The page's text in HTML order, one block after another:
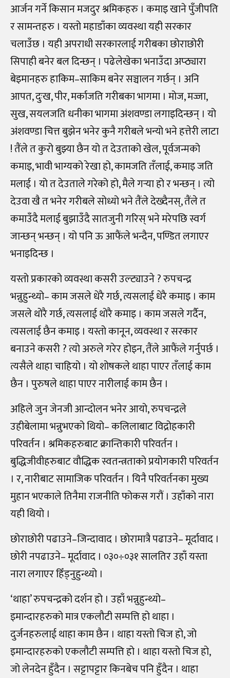
आर्जन गर्ने किसान मजदुर श्रमिकहरु । कमाइ खाने पुँजीपति
र सामन्तहरु । यस्तो महाडाँका व्यवस्था यही सरकार
चलाउँछ । यही अपराधी सरकारलाई गरीबका छोराछोरी
सिपाही बनेर बल दिन्छन् । पढेलेखेका भनाउँदा अप्ठ्यारा
बेइमानहरु हाकिम–साकिम बनेर सञ्चालन गर्छन् । अनि
आपत, दुःख, पीर, मर्काजति गरीबका भागमा । मोज, मज्जा,
सुख, सयलजति धनीका भागमा अंशवण्डा लगाइदिन्छन् । यो
अंशवण्डा चित्त बुझेन भनेर कुनै गरीबले भन्यो भने हत्तेरी लाटा
! तैंले त कुरो बुझ्या छैन यो त देउताको खेल, पूर्वजन्मको
कमाइ, भावी भाग्यको रेखा हो, कामजति तँलाई, कमाइ जति
मलाई । यो त देउताले गरेको हो, मैले गर्‍या हो र भन्छन् । त्यो
देउवा खै त भनेर गरीबले सोध्यो भने तैंले देख्दैनस्, तैंले त
कमाउँदै मलाई बुझाउँदै सातजुनी गरिस् भने मरेपछि स्वर्ग
जान्छन् भन्छन् । यो पनि ऊ आफैंले भन्दैन, पण्डित लगाएर
भनाइदिन्छ ।
यस्तो प्रकारको व्यवस्था कसरी उल्ट्याउने ? रुपचन्द्र
भन्नुहुन्थ्यो– काम जसले धेरै गर्छ, त्यसलाई धेरै कमाइ । काम
जसले थोरै गर्छ, त्यसलाई थोरै कमाइ । काम जसले गर्दैन,
त्यसलाई छैन कमाइ । यस्तो कानून, व्यवस्था र सरकार
बनाउने कसरी ? त्यो अरुले गरेर होइन, तैंले आफैंले गर्नुपर्छ ।
त्यसैले थाहा चाहियो । यो शोषकले थाहा पाएर तँलाई काम
छैन । पुरुषले थाहा पाएर नारीलाई काम छैन ।
अहिले जुन जेनजी आन्दोलन भनेर आयो, रुपचन्द्रले
उहीबेलामा भन्नुभएको थियो– कलिलाबाट विद्रोहकारी
परिवर्तन । श्रमिकहरुबाट क्रान्तिकारी परिवर्तन ।
बुद्धिजीवीहरुबाट वौद्धिक स्वतन्त्रताको प्रयोगकारी परिवर्तन
। र, नारीबाट सामाजिक परिवर्तन । यिनै परिवर्तनका मुख्य
मुहान भएकाले तिनैमा राजनीति फोकस गरौं । उहाँको नारा
यही थियो ।
छोराछोरी पढाउने–जिन्दावाद । छोरामात्रै पढाउने– मूर्दावाद ।
छोरी नपढाउने– मूर्दावाद । ०३०÷०३१ सालतिर उहाँ यस्ता
नारा लगाएर हिँड्नुहुन्थ्यो ।
‘थाहा’ रुपचन्द्रको दर्शन हो । उहाँ भन्नुहुन्थ्यो–
इमान्दारहरुको मात्र एकलौटी सम्पत्ति हो थाहा ।
दुर्जनहरुलाई थाहा काम छैन । थाहा यस्तो चिज हो, जो
इमान्दारहरुको एकलौटी सम्पत्ति हो । थाहा यस्तो चिज हो,
जो लेनदेन हुँदैन । सट्टापट्टार किनबेच पनि हुँदैन । थाहा